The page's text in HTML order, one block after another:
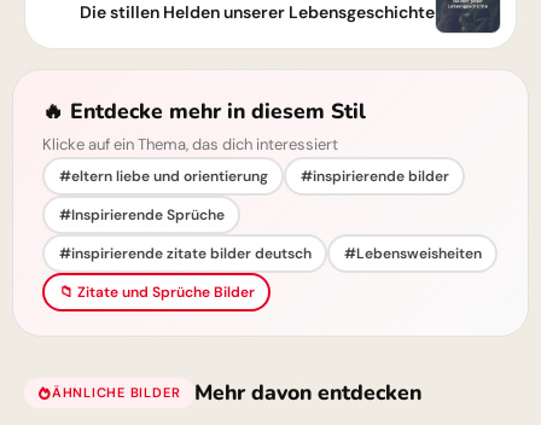
Die stillen Helden unserer Lebensgeschichte
🔥 Entdecke mehr in diesem Stil
Klicke auf ein Thema, das dich interessiert
#eltern liebe und orientierung
#inspirierende bilder
#Inspirierende Sprüche
#inspirierende zitate bilder deutsch
#Lebensweisheiten
📁 Zitate und Sprüche Bilder
ÄHNLICHE BILDER Mehr davon entdecken